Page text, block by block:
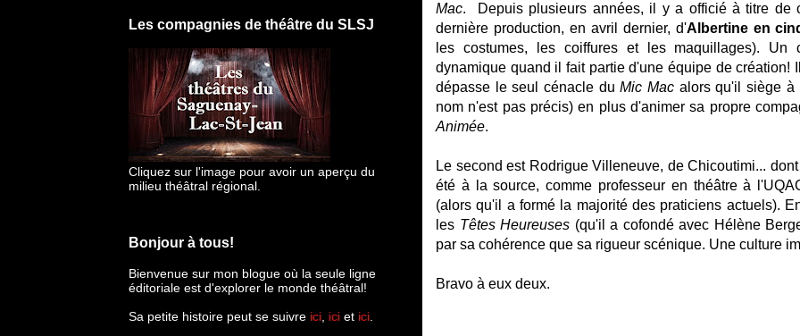
Mac. Depuis plusieurs années, il y a officié à titre de
dernière production, en avril dernier, d'Albertine en
les costumes, les coiffures et les maquillages). Un
dynamique quand il fait partie d'une équipe de création!
dépasse le seul cénacle duMic Mac alors qu'il siège à
nom n'est pas précis) en plus d'animer sa propre
Animée.
Le second est Rodrigue Villeneuve, de Chicoutimi...
été à la source, comme professeur en théâtre à
(alors qu'il a formé la majorité des praticiens actuels).
les Têtes Heureuses (qu'il a cofondé avec Hélène
par sa cohérence que sa rigueur scénique. Une culture
Bravo à eux deux.
Les compagnies de théâtre du SLSJ
Cliquez sur l'image pour avoir un aperçu du
milieu théâtral régional.
Bonjour à tous!
Bienvenue sur mon blogue où la seule ligne
éditoriale est d'explorer le monde théâtral!
Sa petite histoire peut se suivre ici ici et ici